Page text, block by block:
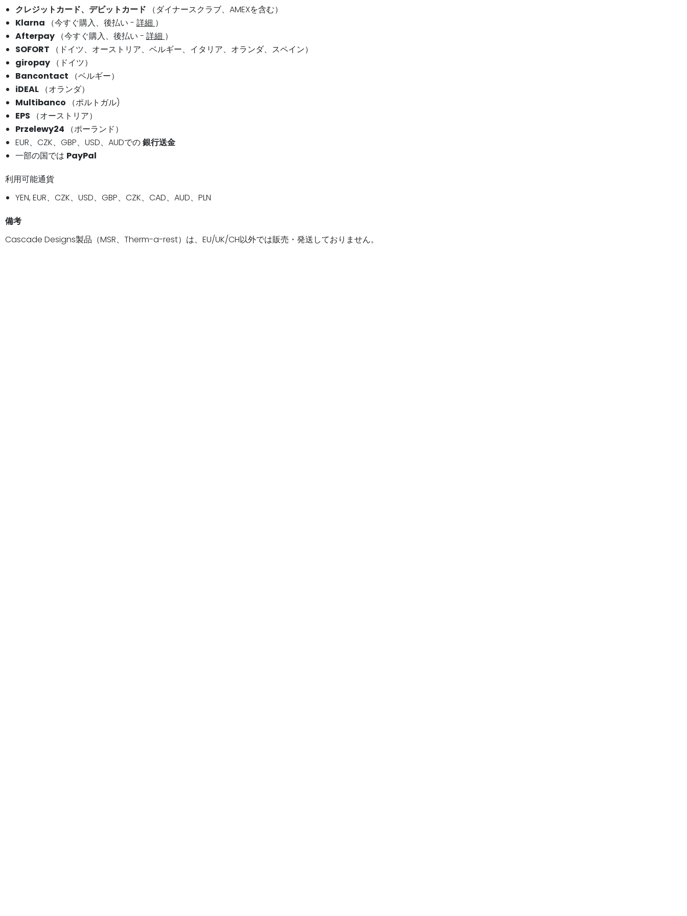
クレジットカード、デビットカード
（ダイナースクラブ、AMEXを含む）
Klarna
（今すぐ購入、後払い - 詳細 ）
Afterpay （今すぐ購入、後払い - 詳細 ）
SOFORT
（ドイツ、オーストリア、ベルギー、イタリア、オランダ、スペイン）
giropay （ドイツ）
Bancontact
（ベルギー）
iDEAL （オランダ）
Multibanco
（ポルトガル)
EPS
（オーストリア）
Przelewy24
（ポーランド）
EUR、CZK、GBP、USD、AUDでの銀行送金
一部の国では PayPal
利用可能通貨
YEN, EUR、CZK、USD、GBP、CZK、CAD、AUD、PLN
備考
Cascade Designs製品（MSR、Therm-a-rest）は、EU/UK/CH以外では販売・発送しておりません。